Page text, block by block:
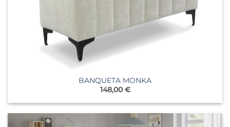
BANQUETA MONKA
148,00€